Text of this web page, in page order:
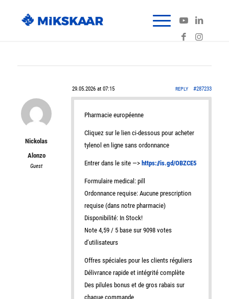
29.05.2026 at 07:15 #287233
REPLY
Nickolas
Alonzo
Guest
Pharmacie européenne
Cliquez sur le lien ci-dessous pour acheter
tylenol en ligne sans ordonnance
Entrer dans le site —> https://is.gd/OBZCE5
Formulaire medical: pill
Ordonnance requise: Aucune prescription
requise (dans notre pharmacie)
Disponibilité: In Stock!
Note 4,59 / 5 base sur 9098 votes
d’utilisateurs
Offres spéciales pour les clients réguliers
Délivrance rapide et intégrité complète
Des pilules bonus et de gros rabais sur
chaque commande